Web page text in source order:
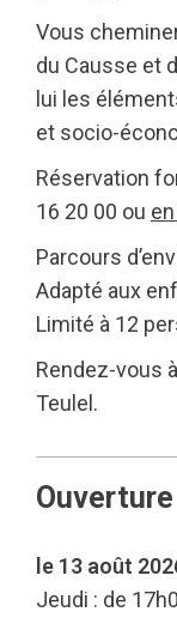
Vous
du Causse et
lui les
et socio-
Réservation
16 20 00 ou
Parcours
Adapté aux
Limité à 12
Rendez-vous
Teulel.
Ouverture
le 13 août
Jeudi : de